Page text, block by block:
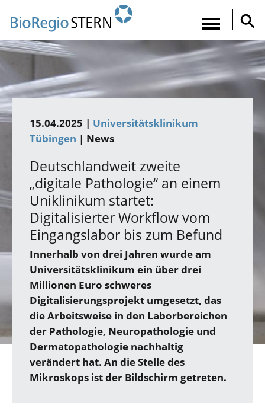
zum
Inhalt
15.04.2025 | Universitätsklinikum
Tübingen | News
Deutschlandweit zweite
„digitale Pathologie“ an einem
Uniklinikum startet:
Digitalisierter Workflow vom
Eingangslabor bis zum Befund
Innerhalb von drei Jahren wurde am
Universitätsklinikum ein über drei
Millionen Euro schweres
Digitalisierungsprojekt umgesetzt, das
die Arbeitsweise in den Laborbereichen
der Pathologie, Neuropathologie und
Dermatopathologie nachhaltig
verändert hat. An die Stelle des
Mikroskops ist der Bildschirm getreten.